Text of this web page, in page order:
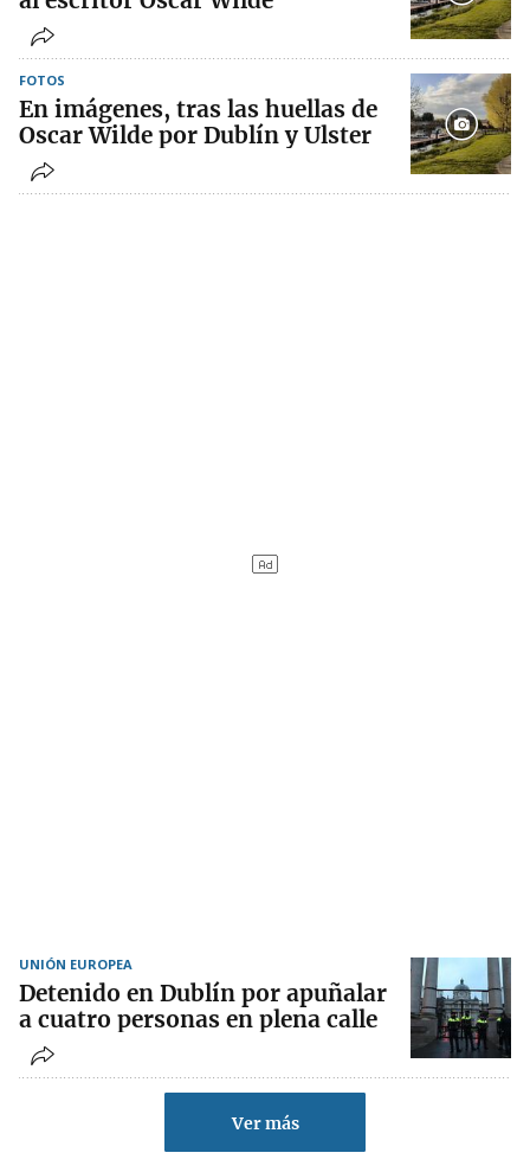
FOTOS
En imágenes, tras las huellas de
Oscar Wilde por Dublín y Ulster
UNIÓN EUROPEA
Detenido en Dublín por apuñalar
a cuatro personas en plena calle
Ver más